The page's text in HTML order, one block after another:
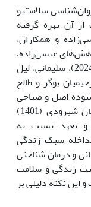
سلامت و
از آن بهره گرفته
و همکاران،
عیسی‌زاده،
صفاری نیا، علی اکبری دهکردی و علیپور (2024)، سلیمانی، لیل
سلطانیان، رحیمیان بوگر و طالع
ستوده اصل و صباحی
(1401) و گلستانی، خلعتبری، ناصحی و قربان شیرودی (1401)
تعهد نسبت به
سبک زندگی
و درمان شناختی
زندگی و سلامت
بوده است و این نکته دلیلی بر